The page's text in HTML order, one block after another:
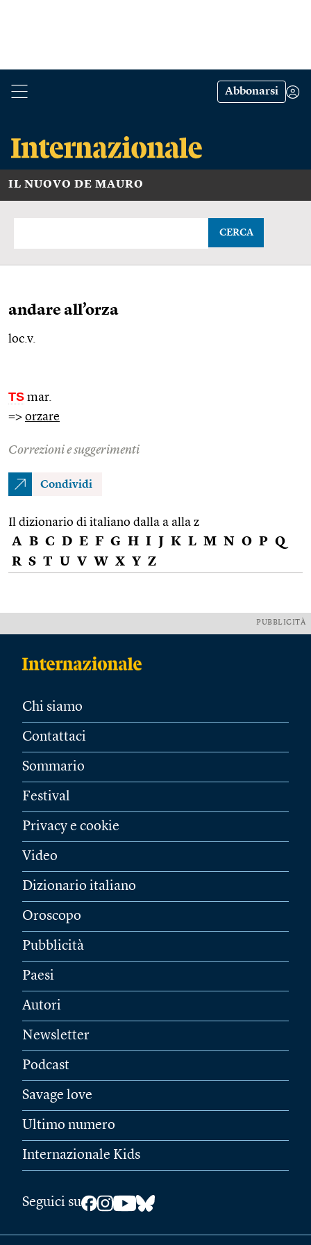
Abbonarsi
IL NUOVO DE MAURO
CERCA
andare all’orza
loc.v.
TS mar.
=> orzare
Correzioni e suggerimenti
Condividi
Il dizionario di italiano dalla a alla z
A B C D E F G H I J K L M N O P Q
R S T U V W X Y Z
PUBBLICITÀ
Chi siamo
Contattaci
Sommario
Festival
Privacy e cookie
Video
Dizionario italiano
Oroscopo
Pubblicità
Paesi
Autori
Newsletter
Podcast
Savage love
Ultimo numero
Internazionale Kids
Seguici su